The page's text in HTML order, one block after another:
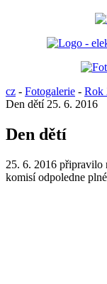
cz - Fotogalerie - Rok
Den dětí 25. 6. 2016
Den dětí
25. 6. 2016 připravilo
komisí odpoledne